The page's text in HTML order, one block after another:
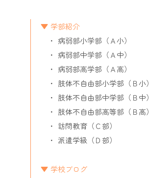
学部紹介
病弱部小学部（Ａ小）
病弱部中学部（Ａ中）
病弱部高学部（Ａ高）
肢体不自由部小学部（Ｂ小）
肢体不自由部中学部（Ｂ中）
肢体不自由部高等部（Ｂ高）
訪問教育（Ｃ部）
派遣学級（Ｄ部）
学校ブログ